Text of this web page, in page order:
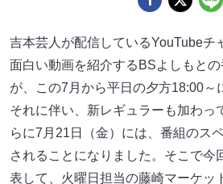
吉本芸人が配信しているYouTubeチ
面白い動画を紹介するBSよしもとの
が、この7月から平日の夕方18:00～
それに伴い、新レギュラーも加わ
らに7月21日（金）には、番組のス
されることになりました。そこで今
表して、火曜日担当の藤崎マーケッ